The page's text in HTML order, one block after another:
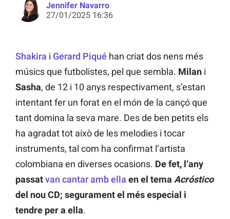
Jennifer Navarro
27/01/2025 16:36
Shakira i Gerard Piqué han criat dos nens més
músics que futbolistes, pel que sembla. Milan i
Sasha, de 12 i 10 anys respectivament, s’estan
intentant fer un forat en el món de la cançó que
tant domina la seva mare. Des de ben petits els
ha agradat tot això de les melodies i tocar
instruments, tal com ha confirmat l’artista
colombiana en diverses ocasions. De fet, l’any
passatvan cantar amb ella en el tema Acróstico
del nou CD; segurament el més especial i
tendre per a ella.